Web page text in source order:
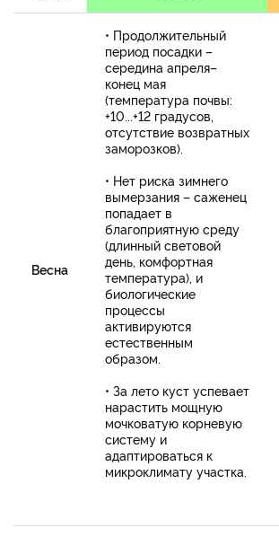
Весна
• Продолжительный
период посадки –
середина апреля–
конец мая
(температура почвы:
+10...+12 градусов,
отсутствие возвратных
заморозков).
• Нет риска зимнего
вымерзания – саженец
попадает в
благоприятную среду
(длинный световой
день, комфортная
температура), и
биологические
процессы
активируются
естественным
образом.
• За лето куст успевает
нарастить мощную
мочковатую корневую
систему и
адаптироваться к
микроклимату участка.